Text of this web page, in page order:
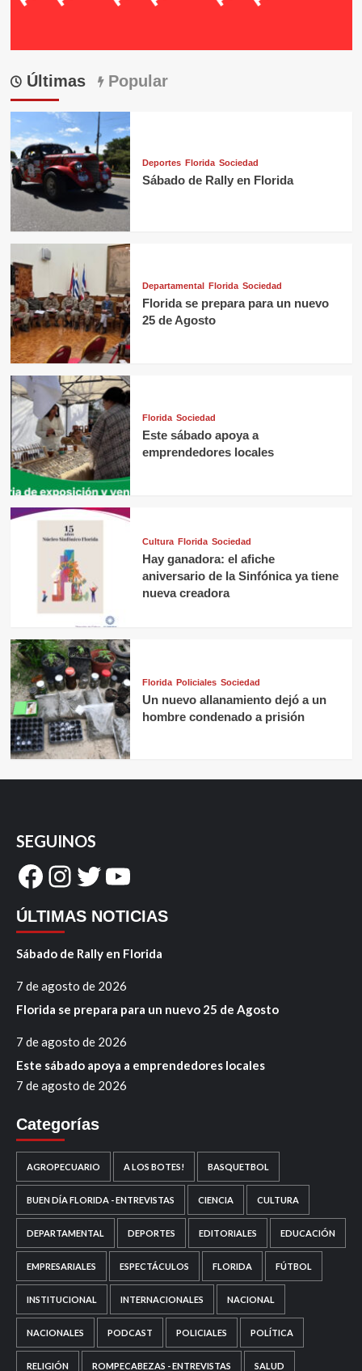
Últimas Popular
Deportes Florida Sociedad
Sábado de Rally en Florida
Departamental Florida Sociedad
Florida se prepara para un nuevo
25 de Agosto
Florida Sociedad
Este sábado apoya a
emprendedores locales
Cultura Florida Sociedad
Hay ganadora: el afiche
aniversario de la Sinfónica ya tiene
nueva creadora
Florida Policiales Sociedad
Un nuevo allanamiento dejó a un
hombre condenado a prisión
SEGUINOS
Facebook
Instagram
Twitter
YouTube
ÚLTIMAS NOTICIAS
Sábado de Rally en Florida
7 de agosto de 2026
Florida se prepara para un nuevo 25 de Agosto
7 de agosto de 2026
Este sábado apoya a emprendedores locales
7 de agosto de 2026
Categorías
AGROPECUARIO A LOS BOTES! BASQUETBOL
BUEN DÍA FLORIDA - ENTREVISTAS CIENCIA CULTURA
DEPARTAMENTAL DEPORTES EDITORIALES EDUCACIÓN
EMPRESARIALES ESPECTÁCULOS FLORIDA FÚTBOL
INSTITUCIONAL INTERNACIONALES NACIONAL
NACIONALES PODCAST POLICIALES POLÍTICA
RELIGIÓN ROMPECABEZAS - ENTREVISTAS SALUD